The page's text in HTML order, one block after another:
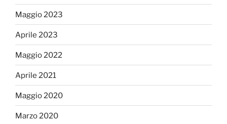
Maggio 2023
Aprile 2023
Maggio 2022
Aprile 2021
Maggio 2020
Marzo 2020